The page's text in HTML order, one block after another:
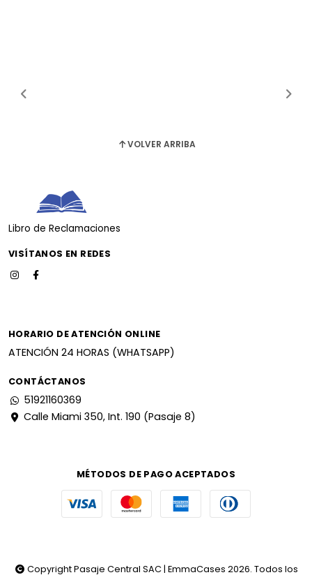
VOLVER ARRIBA
Libro de Reclamaciones
VISÍTANOS EN REDES
HORARIO DE ATENCIÓN ONLINE
ATENCIÓN 24 HORAS (WHATSAPP)
CONTÁCTANOS
51921160369
Calle Miami 350, Int. 190 (Pasaje 8)
MÉTODOS DE PAGO ACEPTADOS
Copyright Pasaje Central SAC | EmmaCases 2026. Todos los